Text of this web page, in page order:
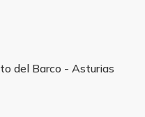
del Barco - Asturias